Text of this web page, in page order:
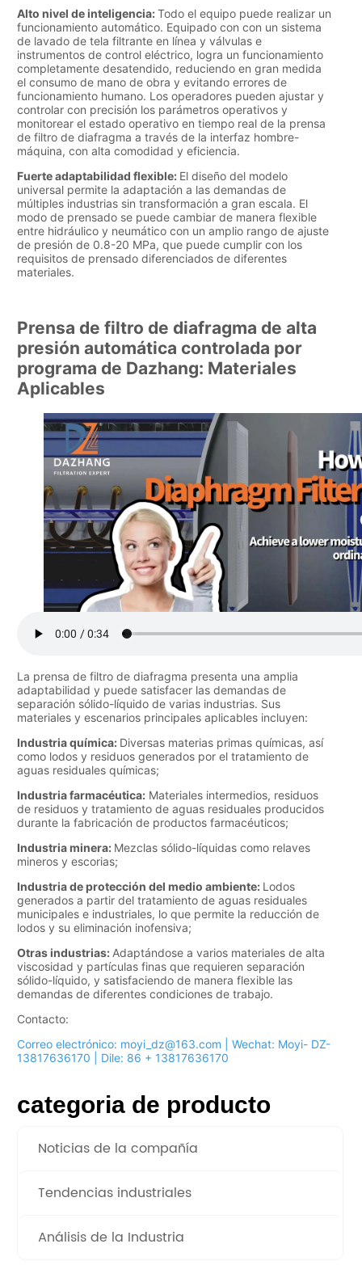
categoria de producto
Noticias de la compañía
Tendencias industriales
Análisis de la Industria